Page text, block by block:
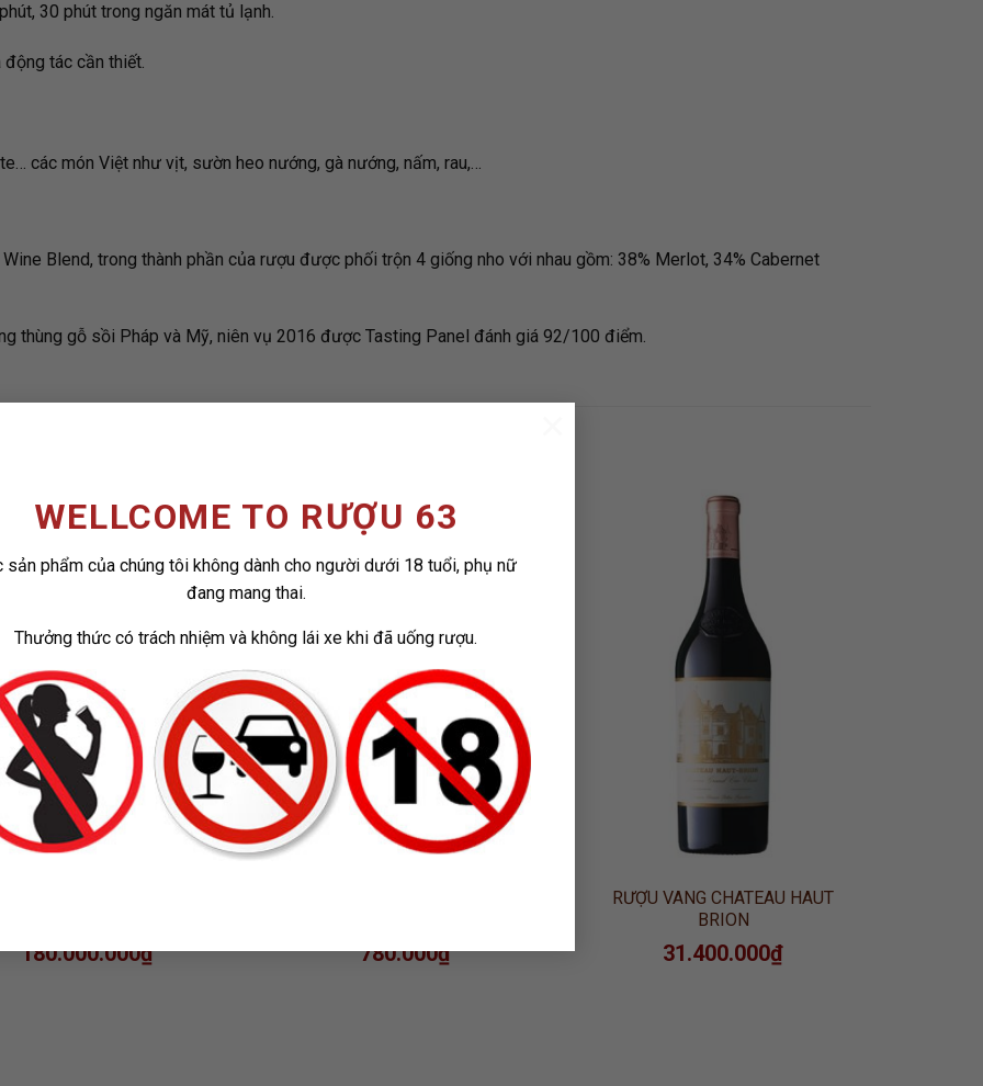
WELLCOME TO RƯỢU 63
sản phẩm của chúng tôi không dành cho người dưới 18 tuổi, phụ nữ
đang mang thai.
Thưởng thức có trách nhiệm và không lái xe khi đã uống rượu.
30 phút trong ngăn mát tủ lạnh.
tác cần thiết.
các món Việt như vịt, sườn heo nướng, gà nướng, nấm, rau,…
Blend, trong thành phần của rượu được phối trộn 4 giống nho với nhau gồm: 38% Merlot, 34% Cabernet
thùng gỗ sồi Pháp và Mỹ, niên vụ 2016 được Tasting Panel đánh giá 92/100 điểm.
WISHLIST
180.000.000₫ 780.000₫
RƯỢU VANG CHATEAU HAUT
BRION
31.400.000₫